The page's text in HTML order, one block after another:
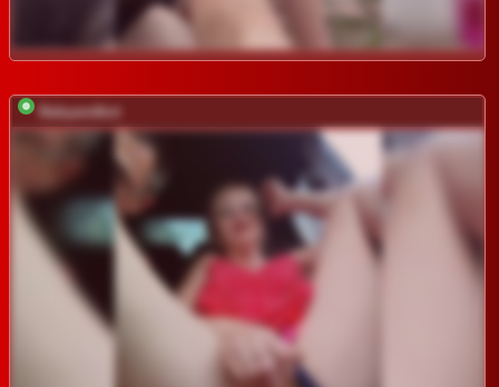
Babyandkot